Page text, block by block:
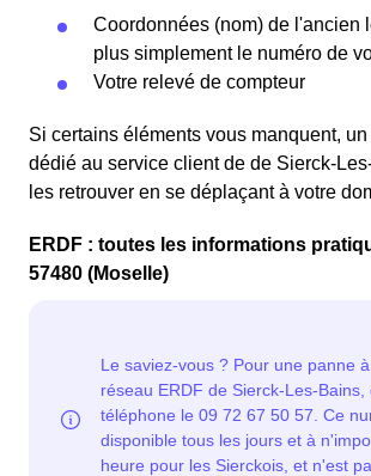
Coordonnées (nom) de l'ancien
plus simplement le numéro de
Votre relevé de compteur
Si certains éléments vous manquent,
dédié au service client de de Sierck-
les retrouver en se déplaçant à votre
ERDF : toutes les informations
57480 (Moselle)